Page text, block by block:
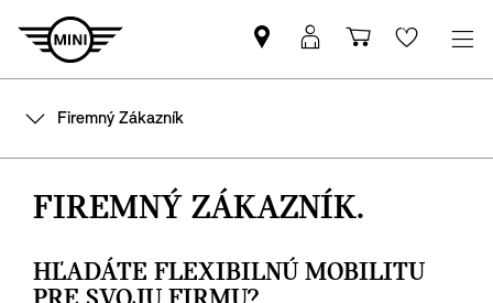
Nájsť
MINI
MyMINI
prihlásenie
Nákupný
košík
Wishlist
Firemný Zákazník
FIREMNÝ ZÁKAZNÍK.
HĽADÁTE FLEXIBILNÚ MOBILITU